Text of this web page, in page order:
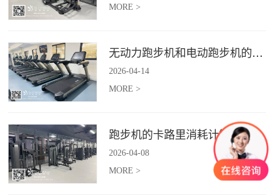
MORE >
无动力跑步机和电动跑步机的区别是什么？
2026-04-14
MORE >
跑步机的卡路里消耗计算准确吗？
2026-04-08
MORE >